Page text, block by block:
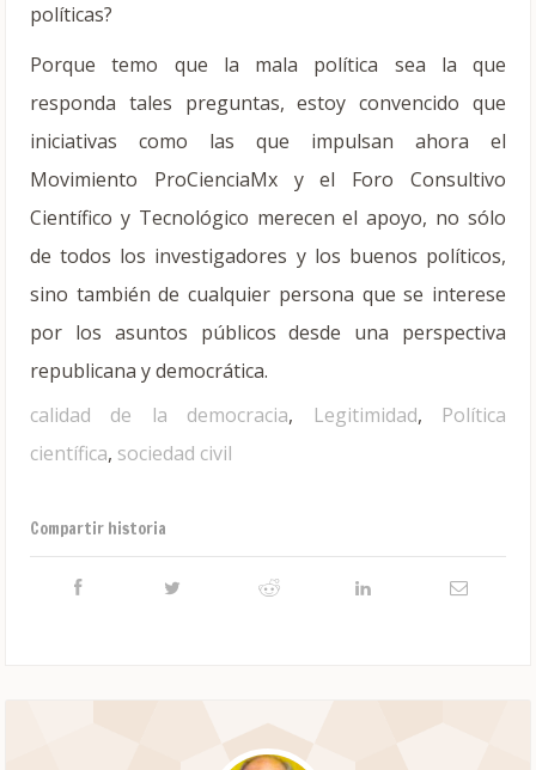
políticas?
Porque temo que la mala política sea la que
responda tales preguntas, estoy convencido que
iniciativas como las que impulsan ahora el
Movimiento ProCienciaMx y el Foro Consultivo
Científico y Tecnológico merecen el apoyo, no sólo
de todos los investigadores y los buenos políticos,
sino también de cualquier persona que se interese
por los asuntos públicos desde una perspectiva
republicana y democrática.
calidad de la democracia, Legitimidad, Política
científica, sociedad civil
Compartir historia